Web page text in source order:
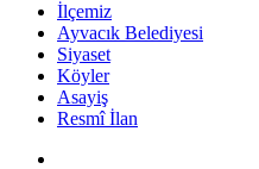
İlçemiz
Ayvacık Belediyesi
Siyaset
Köyler
Asayiş
Resmî İlan